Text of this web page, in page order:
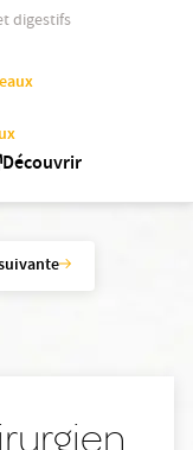
digestifs
Découvrir